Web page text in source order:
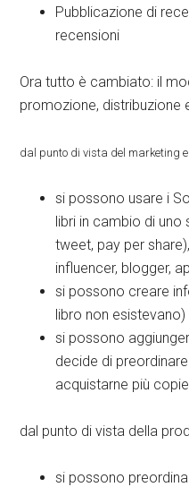
Pubblicazione di
recensioni
Ora tutto è cambiato: il
promozione, distribuzione
dal punto di vista del marketing
si possono usare i
libri in cambio di uno
tweet, pay per
influencer, blogger,
si possono creare
libro non esistevano)
si possono
decide di
acquistarne più copie
dal punto di vista della
si possono